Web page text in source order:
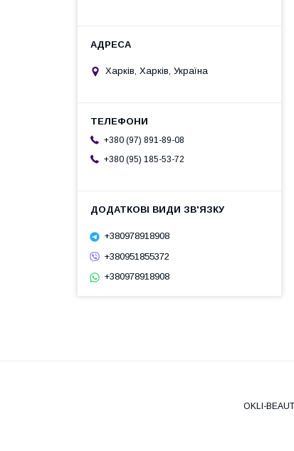
Харків, Харків, Україна
+380 (97) 891-89-08
+380 (95) 185-53-72
+380978918908
+380951855372
+380978918908